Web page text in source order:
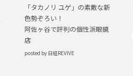
「タカノリ ユゲ」の素敵な新
色勢ぞろい！
阿佐ヶ谷で評判の個性派眼鏡
店
posted by 日経REVIVE